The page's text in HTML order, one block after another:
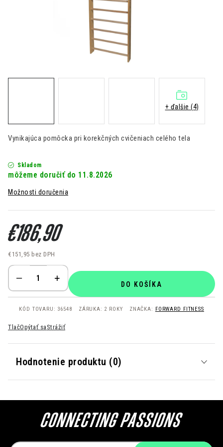
Moja objednávka Hodnotenie obchodu
Vynikajúca pomôcka pri korekčných cvičeniach celého tela
Skladom
11.8.2026
Možnosti doručenia
€186,90
€151,95 bez DPH
Jednotková cena:
DO KOŠÍKA
KÓD TOVARU: 36548 ZÁRUKA: 2 ROKY ZNAČKA: FORWARD FITNESS
TlačOpýtať sa Strážiť
+ ďalšie (4)
Hodnotenie produktu (0)